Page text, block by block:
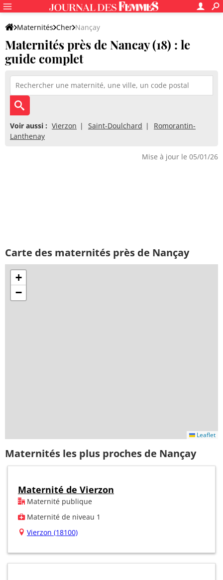
Maternités Cher Nançay
Maternités près de Nancay (18) : le
guide complet
Voir aussi : Vierzon Saint-Doulchard
Romorantin-
Lanthenay
Mise à jour le 05/01/26
Carte des maternités près de Nançay
+
−
Leaflet
Maternités les plus proches de Nançay
Maternité de Vierzon
Maternité publique
Maternité de niveau 1
Vierzon (18100)